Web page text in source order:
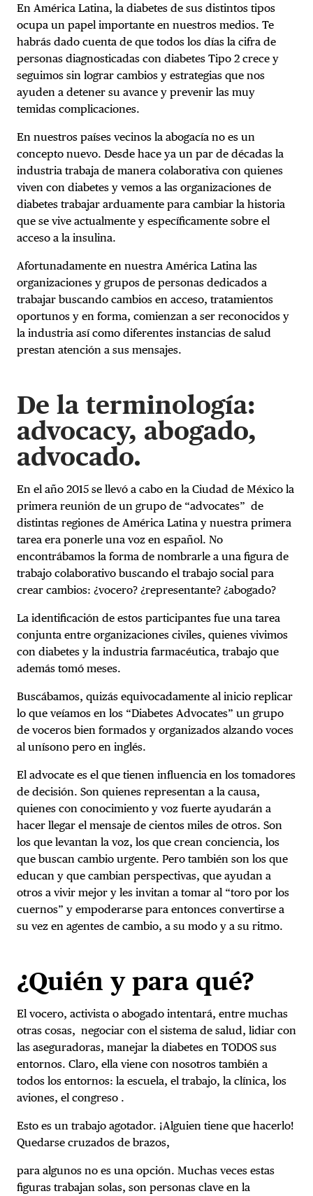
En América Latina, la diabetes de sus distintos tipos
ocupa un papel importante en nuestros medios. Te
habrás dado cuenta de que todos los días la cifra de
personas diagnosticadas con diabetes Tipo 2 crece y
seguimos sin lograr cambios y estrategias que nos
ayuden a detener su avance y prevenir las muy
temidas complicaciones.
En nuestros países vecinos la abogacía no es un
concepto nuevo. Desde hace ya un par de décadas la
industria trabaja de manera colaborativa con quienes
viven con diabetes y vemos a las organizaciones de
diabetes trabajar arduamente para cambiar la historia
que se vive actualmente y específicamente sobre el
acceso a la insulina.
Afortunadamente en nuestra América Latina las
organizaciones y grupos de personas dedicados a
trabajar buscando cambios en acceso, tratamientos
oportunos y en forma, comienzan a ser reconocidos y
la industria así como diferentes instancias de salud
prestan atención a sus mensajes.
De la terminología:
advocacy, abogado,
advocado.
En el año 2015 se llevó a cabo en la Ciudad de México la
primera reunión de un grupo de “advocates” de
distintas regiones de América Latina y nuestra primera
tarea era ponerle una voz en español. No
encontrábamos la forma de nombrarle a una figura de
trabajo colaborativo buscando el trabajo social para
crear cambios: ¿vocero? ¿representante? ¿abogado?
La identificación de estos participantes fue una tarea
conjunta entre organizaciones civiles, quienes vivimos
con diabetes y la industria farmacéutica, trabajo que
además tomó meses.
Buscábamos, quizás equivocadamente al inicio replicar
lo que veíamos en los “Diabetes Advocates” un grupo
de voceros bien formados y organizados alzando voces
al unísono pero en inglés.
El advocate es el que tienen influencia en los tomadores
de decisión. Son quienes representan a la causa,
quienes con conocimiento y voz fuerte ayudarán a
hacer llegar el mensaje de cientos miles de otros. Son
los que levantan la voz, los que crean conciencia, los
que buscan cambio urgente. Pero también son los que
educan y que cambian perspectivas, que ayudan a
otros a vivir mejor y les invitan a tomar al “toro por los
cuernos” y empoderarse para entonces convertirse a
su vez en agentes de cambio, a su modo y a su ritmo.
¿Quién y para qué?
El vocero, activista o abogado intentará, entre muchas
otras cosas, negociar con el sistema de salud, lidiar con
las aseguradoras, manejar la diabetes en TODOS sus
entornos. Claro, ella viene con nosotros también a
todos los entornos: la escuela, el trabajo, la clínica, los
aviones, el congreso .
Esto es un trabajo agotador. ¡Alguien tiene que hacerlo!
Quedarse cruzados de brazos,
para algunos no es una opción. Muchas veces estas
figuras trabajan solas, son personas clave en la